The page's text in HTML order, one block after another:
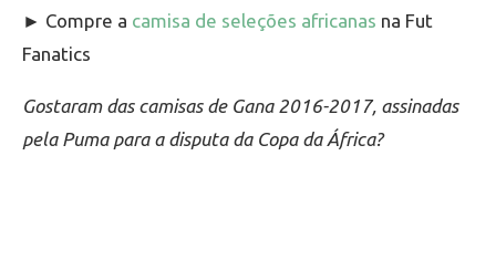
► Compre a camisa de seleções africanas na Fut
Fanatics
Gostaram das camisas de Gana 2016-2017, assinadas
pela Puma para a disputa da Copa da África?